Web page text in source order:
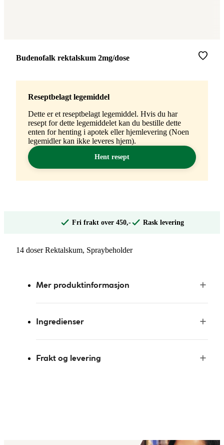
Merke:
Budenofalk rektalskum 2mg/dose
Reseptbelagt legemiddel
Dette er et reseptbelagt legemiddel. Hvis du har
resept for dette legemiddelet kan du bestille dette
enten for henting i apotek eller hjemlevering (Noen
legemidler kan ikke leveres hjem).
Hent resept
Fri frakt over 450,- Rask levering
14 doser Rektalskum, Spraybeholder
Mer produktinformasjon
Ingredienser
Frakt og levering